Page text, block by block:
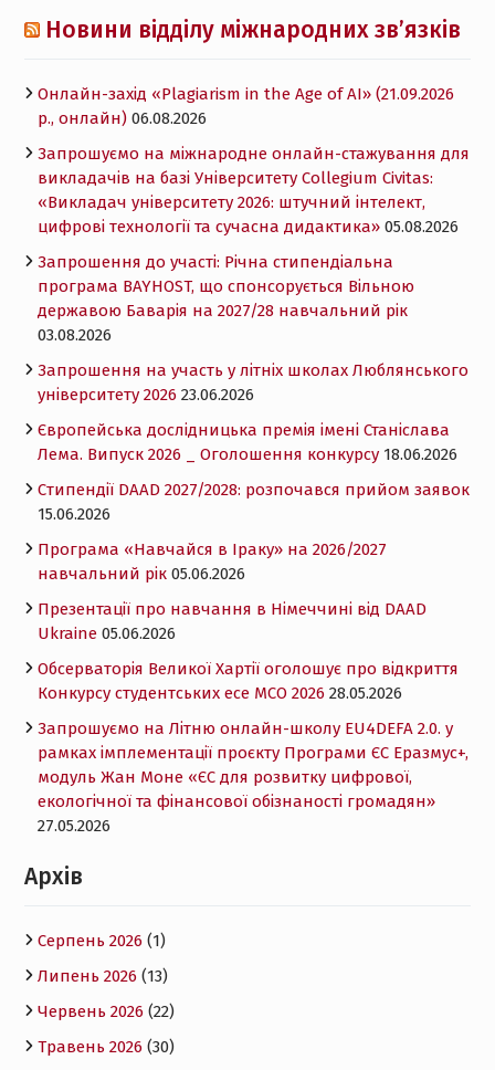
Новини відділу міжнародних зв’язків
Онлайн-захід «Plagiarism in the Age of AI» (21.09.2026
р., онлайн) 06.08.2026
Запрошуємо на міжнародне онлайн-стажування для
викладачів на базі Університету Collegium Civitas:
«Викладач університету 2026: штучний інтелект,
цифрові технології та сучасна дидактика» 05.08.2026
Запрошення до участі: Річна стипендіальна
програма BAYHOST, що спонсорується Вільною
державою Баварія на 2027/28 навчальний рік
03.08.2026
Запрошення на участь у літніх школах Люблянського
університету 2026 23.06.2026
Європейська дослідницька премія імені Станіслава
Лема. Випуск 2026 _ Оголошення конкурсу 18.06.2026
Cтипендії DAAD 2027/2028: розпочався прийом заявок
15.06.2026
Програма «Навчайся в Іраку» на 2026/2027
навчальний рік 05.06.2026
Презентації про навчання в Німеччині від DAAD
Ukraine 05.06.2026
Обсерваторія Великої Хартії оголошує про відкриття
Конкурсу студентських есе MCO 2026 28.05.2026
Запрошуємо на Літню онлайн-школу EU4DEFA 2.0. у
рамках імплементації проєкту Програми ЄС Еразмус+,
модуль Жан Моне «ЄС для розвитку цифрової,
екологічної та фінансової обізнаності громадян»
27.05.2026
Архів
Серпень 2026(1)
Липень 2026(13)
Червень 2026(22)
Травень 2026(30)